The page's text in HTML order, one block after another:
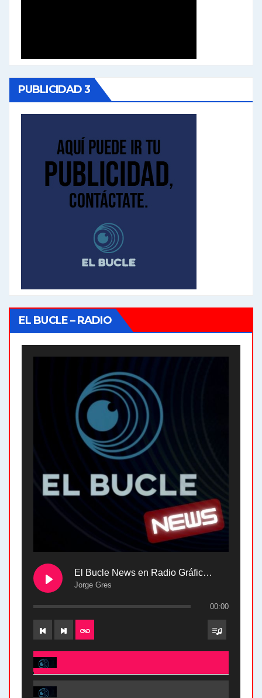
PUBLICIDAD 3
EL BUCLE – RADIO
El Bucle News en Radio Gráfica. Bloque 2 . 28.04.24
Jorge Gres
00:00
El Bucle News en Radio Gráfica. Bloque 2 . 28.04.24 - Jorge Gres